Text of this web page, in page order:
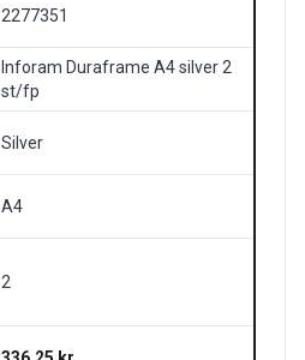
2277351
Inforam Duraframe A4 silver 2
st/fp
Silver
A4
2